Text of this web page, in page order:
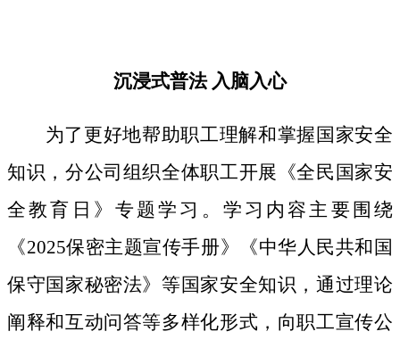
沉浸式普法 入脑入心
为了更好地帮助职工理解和掌握国家安全
知识，分公司组织全体职工开展《全民国家安
全教育日》专题学习。学习内容主要围绕
《2025保密主题宣传手册》《中华人民共和国
保守国家秘密法》等国家安全知识，通过理论
阐释和互动问答等多样化形式，向职工宣传公